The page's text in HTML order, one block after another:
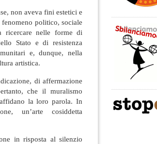
non aveva fini estetici e
politico, sociale
nelle forme di
Stato e di resistenza
e, dunque, nella
artistica.
di affermazione
che il muralismo
la loro parola. In
un’arte cosiddetta
in risposta al silenzio